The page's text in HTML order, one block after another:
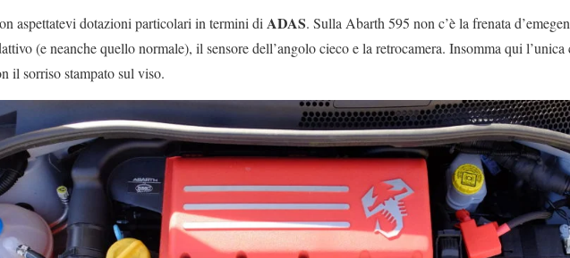
aspettatevi dotazioni particolari in termini di ADAS. Sulla Abarth 595 non c’è la frenata
(e neanche quello normale), il sensore dell’angolo cieco e la retrocamera. Insomma qui l’unica
il sorriso stampato sul viso.